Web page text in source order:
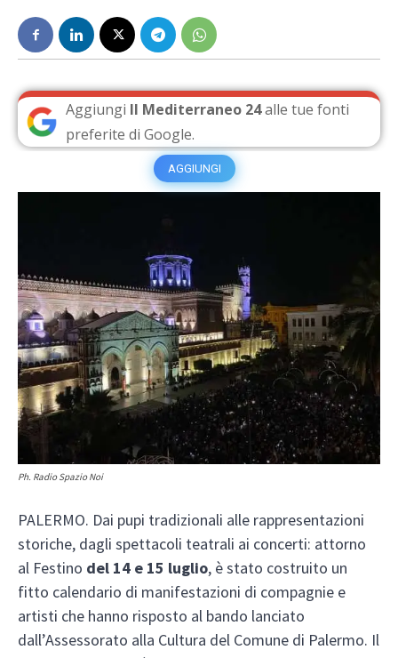
Aggiungi Il Mediterraneo 24alle tue fonti
preferite di Google.
AGGIUNGI
Ph. Radio Spazio Noi
PALERMO. Dai pupi tradizionali alle rappresentazioni
storiche, dagli spettacoli teatrali ai concerti: attorno
al Festino del 14 e 15 luglio, è stato costruito un
fitto calendario di manifestazioni di compagnie e
artisti che hanno risposto al bando lanciato
dall’Assessorato alla Cultura del Comune di Palermo. Il